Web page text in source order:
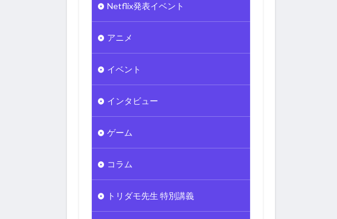
Netflix発表イベント
アニメ
イベント
インタビュー
ゲーム
コラム
トリダモ先生 特別講義